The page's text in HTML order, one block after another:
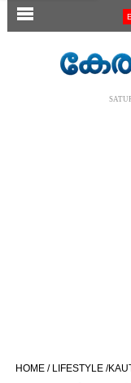
SECTIONS
HOME / LIFESTYLE /